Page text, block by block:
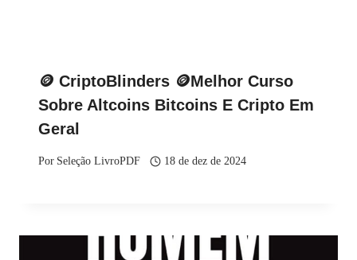
🪙 CriptoBlinders 🪙Melhor Curso
Sobre Altcoins Bitcoins E Cripto Em
Geral
Por Seleção LivroPDF 18 de dez de 2024